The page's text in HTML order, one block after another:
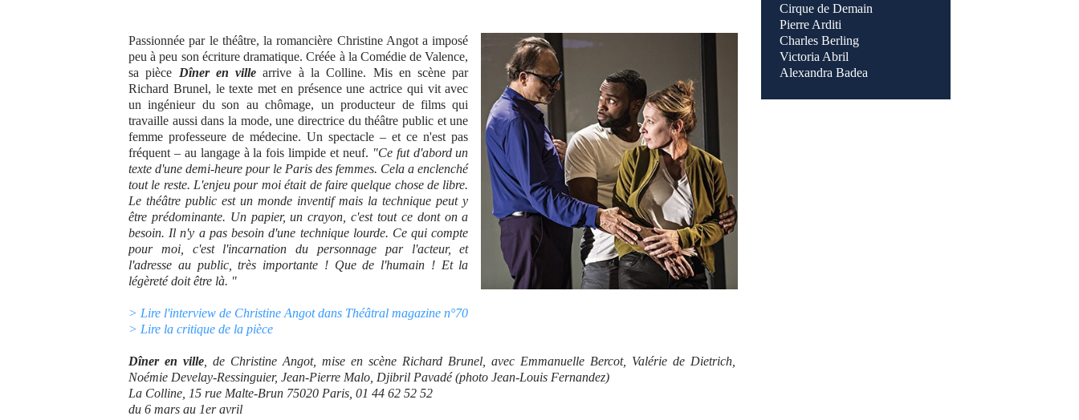
Passionnée par le théâtre, la romancière Christine Angot a imposé
peu à peu son écriture dramatique. Créée à la Comédie de Valence,
sa pièce Dîner en ville arrive à la Colline. Mis en scène par
Richard Brunel, le texte met en présence une actrice qui vit avec
un ingénieur du son au chômage, un producteur de films qui
travaille aussi dans la mode, une directrice du théâtre public et une
femme professeure de médecine. Un spectacle – et ce n'est pas
fréquent – au langage à la fois limpide et neuf. "Ce fut d'abord un
texte d'une demi-heure pour le Paris des femmes. Cela a enclenché
tout le reste. L'enjeu pour moi était de faire quelque chose de libre.
Le théâtre public est un monde inventif mais la technique peut y
être prédominante. Un papier, un crayon, c'est tout ce dont on a
besoin. Il n'y a pas besoin d'une technique lourde. Ce qui compte
pour moi, c'est l'incarnation du personnage par l'acteur, et
l'adresse au public, très importante ! Que de l'humain ! Et la
légèreté doit être là. "
> Lire l'interview de Christine Angot dans Théâtral magazine n°70
> Lire la critique de la pièce
Dîner en ville , de Christine Angot, mise en scène Richard Brunel, avec Emmanuelle Bercot, Valérie de Dietrich,
Noémie Develay-Ressinguier, Jean-Pierre Malo, Djibril Pavadé (photo Jean-Louis Fernandez)
La Colline, 15 rue Malte-Brun 75020 Paris, 01 44 62 52 52
du 6 mars au 1er avril
Cirque de Demain
Pierre Arditi
Charles Berling
Victoria Abril
Alexandra Badea